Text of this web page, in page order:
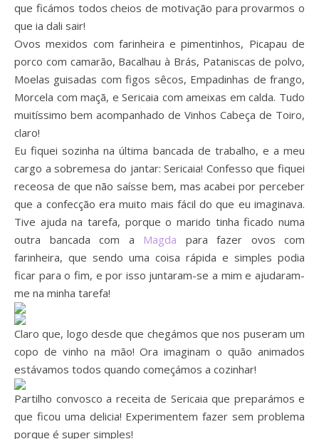
que ficámos todos cheios de motivação para provarmos o
que ia dali sair!
Ovos mexidos com farinheira e pimentinhos, Picapau de
porco com camarão, Bacalhau à Brás, Pataniscas de polvo,
Moelas guisadas com figos sêcos, Empadinhas de frango,
Morcela com maçã, e Sericaia com ameixas em calda. Tudo
muitíssimo bem acompanhado de Vinhos Cabeça de Toiro,
claro!
Eu fiquei sozinha na última bancada de trabalho, e a meu
cargo a sobremesa do jantar: Sericaia! Confesso que fiquei
receosa de que não saísse bem, mas acabei por perceber
que a confecção era muito mais fácil do que eu imaginava.
Tive ajuda na tarefa, porque o marido tinha ficado numa
outra bancada com a Magda para fazer ovos com
farinheira, que sendo uma coisa rápida e simples podia
ficar para o fim, e por isso juntaram-se a mim e ajudaram-
me na minha tarefa!
Claro que, logo desde que chegámos que nos puseram um
copo de vinho na mão! Ora imaginam o quão animados
estávamos todos quando começámos a cozinhar!
Partilho convosco a receita de Sericaia que preparámos e
que ficou uma delicia! Experimentem fazer sem problema
porque é super simples!